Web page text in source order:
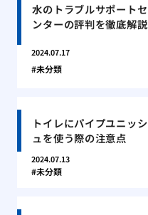
水のトラブルサポートセ
ンターの評判を徹底解説
2024.07.17
未分類
トイレにパイプユニッシ
ュを使う際の注意点
2024.07.13
未分類